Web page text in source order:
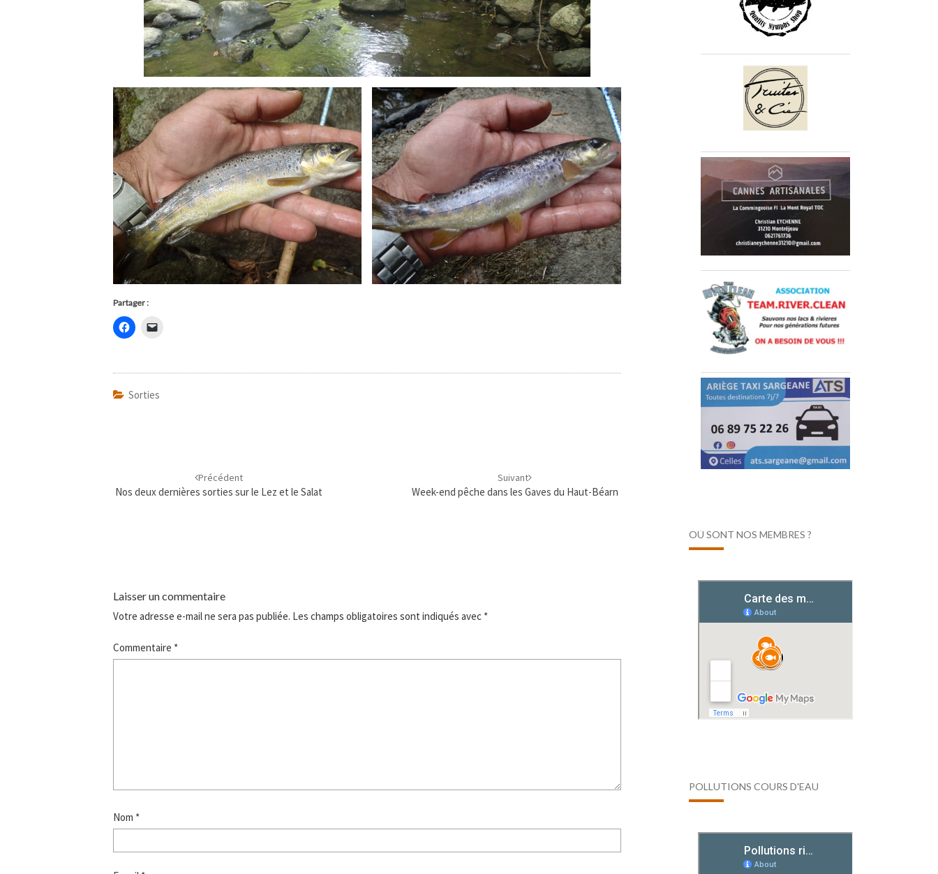
Partager :
Sorties
Précédent
Nos deux dernières sorties sur le Lez et le Salat
Suivant
Week-end pêche dans les Gaves du Haut-Béarn
Laisser un commentaire
Votre adresse e-mail ne sera pas publiée. Les champs obligatoires sont indiqués avec *
Commentaire *
Nom *
OÙ SONT NOS MEMBRES ?
POLLUTIONS COURS D'EAU